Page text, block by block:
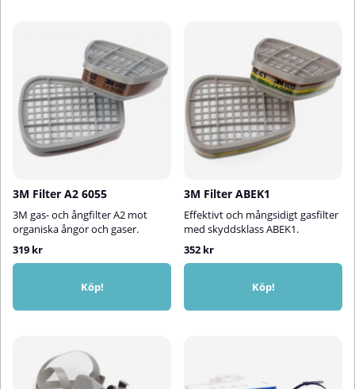
3M Filter A2 6055
3M gas- och ångfilter A2 mot
organiska ångor och gaser.
319 kr
Köp!
3M Filter ABEK1
Effektivt och mångsidigt gasfilter
med skyddsklass ABEK1.
352 kr
Köp!